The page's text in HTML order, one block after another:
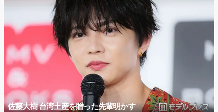
佐藤大樹 台湾土産を贈った先輩明かす